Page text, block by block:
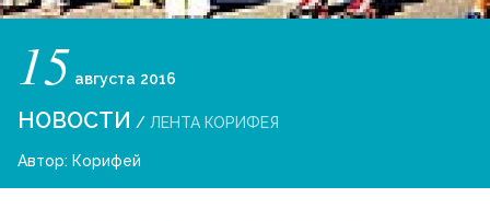
15 августа 2016
НОВОСТИ / ЛЕНТА КОРИФЕЯ
Автор: Корифей